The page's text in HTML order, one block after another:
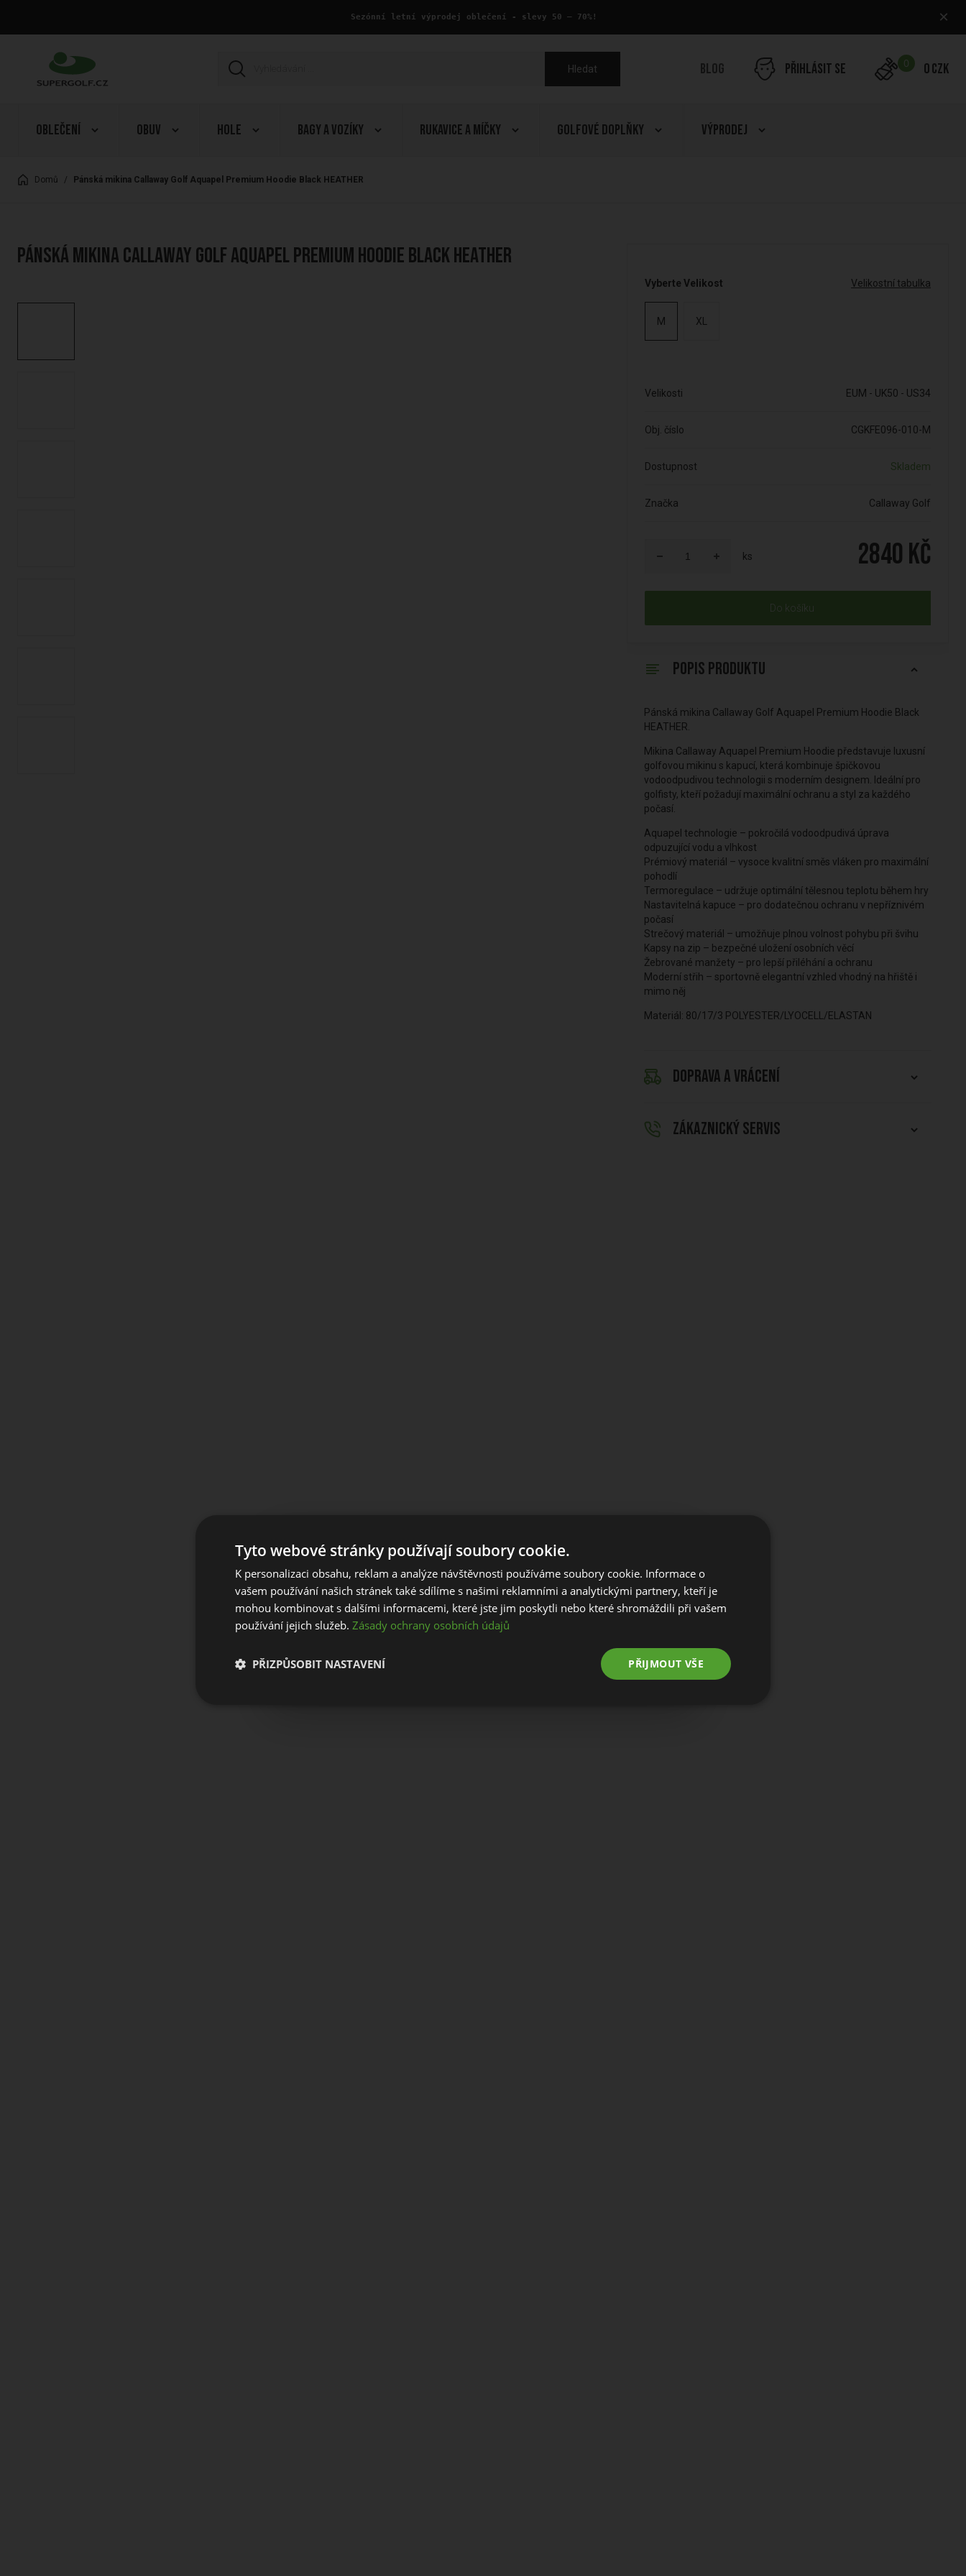
Sezónní letní výprodej oblečení - slevy 50 – 70%! ×
Hledat Blog Přihlásit se 0 0 CZK
Oblečení Obuv Hole Bagy a Vozíky Rukavice a Míčky Golfové doplňky Výprodej
Domů / Pánská mikina Callaway Golf Aquapel Premium Hoodie Black HEATHER
Pánská mikina Callaway Golf Aquapel Premium Hoodie Black HEATHER
Vyberte Velikost Velikostní tabulka
M XL
Velikosti EUM - UK50 - US34
Obj. číslo CGKFE096-010-M
Dostupnost Skladem
Značka Callaway Golf
ks 2840 Kč
Do košíku
POPIS PRODUKTU
Pánská mikina Callaway Golf Aquapel Premium Hoodie Black
HEATHER.
Mikina Callaway Aquapel Premium Hoodie představuje luxusní
golfovou mikinu s kapucí, která kombinuje špičkovou
vodoodpudivou technologii s moderním designem. Ideální pro
golfisty, kteří požadují maximální ochranu a styl za každého
počasí.
Aquapel technologie – pokročilá vodoodpudivá úprava
odpuzující vodu a vlhkost
Prémiový materiál – vysoce kvalitní směs vláken pro maximální
pohodlí
Termoregulace – udržuje optimální tělesnou teplotu během hry
Nastavitelná kapuce – pro dodatečnou ochranu v nepříznivém
počasí
Strečový materiál – umožňuje plnou volnost pohybu při švihu
Kapsy na zip – bezpečné uložení osobních věcí
Žebrované manžety – pro lepší přiléhání a ochranu
Moderní střih – sportovně elegantní vzhled vhodný na hřiště i
mimo něj
Materiál: 80/17/3 POLYESTER/LYOCELL/ELASTAN
DOPRAVA A VRÁCENÍ
ZÁKAZNICKÝ SERVIS
Notice
For European orders outside Slovakia and Czech Republic, please use our
European website.
Go to European website
Tyto webové stránky používají soubory cookie.
K personalizaci obsahu, reklam a analýze návštěvnosti používáme soubory cookie. Informace o
vašem používání našich stránek také sdílíme s našimi reklamními a analytickými partnery, kteří je
mohou kombinovat s dalšími informacemi, které jste jim poskytli nebo které shromáždili při vašem
používání jejich služeb. Zásady ochrany osobních údajů
PŘIJMOUT VŠE
PŘIZPŮSOBIT NASTAVENÍ